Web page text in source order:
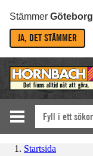
Stämmer Göteborg
JA, DET STÄMMER
Startsida